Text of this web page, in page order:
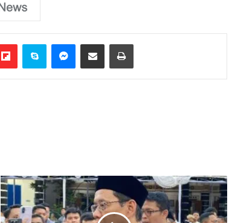
FlipboardSkype Messenger
Bagikan melalui Email Cetak
Menkeu
Belum
Pastikan
Anggaran